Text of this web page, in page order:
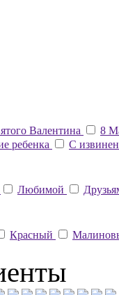
Валентина
8
ребенка С
Любимой
Красный